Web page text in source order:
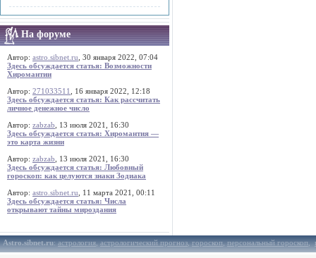
На форуме
Автор: astro.sibnet.ru , 30 января 2022, 07:04
Здесь обсуждается статья: Возможности
Хиромантии
Автор: 271033511
, 16 января 2022, 12:18
Здесь обсуждается статья: Как рассчитать
личное денежное число
Автор: zabzab , 13 июля 2021, 16:30
Здесь обсуждается статья: Хиромантия —
это карта жизни
Автор: zabzab , 13 июля 2021, 16:30
Здесь обсуждается статья: Любовный
гороскоп: как целуются знаки Зодиака
Автор: astro.sibnet.ru , 11 марта 2021, 00:11
Здесь обсуждается статья: Числа
открывают тайны мироздания
Astro.sibnet.ru:астрология,астрологический прогноз,гороскоп,персональный гороскоп,